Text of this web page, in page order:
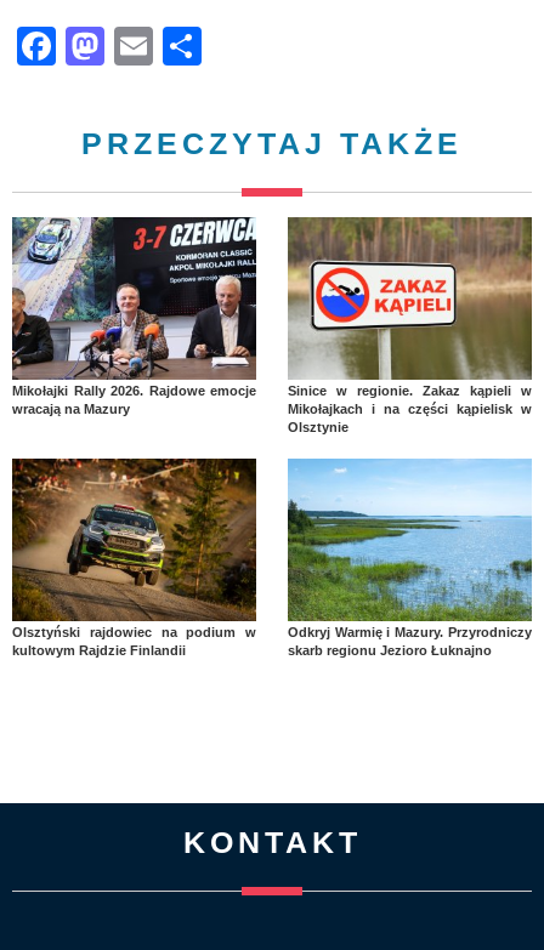
Facebook
Mastodon
Email
PRZECZYTAJ TAKŻE
Mikołajki Rally 2026. Rajdowe emocje
wracają na Mazury
Sinice w regionie. Zakaz kąpieli w
Mikołajkach i na części kąpielisk w
Olsztynie
Olsztyński rajdowiec na podium w
kultowym Rajdzie Finlandii
Odkryj Warmię i Mazury. Przyrodniczy
skarb regionu Jezioro Łuknajno
KONTAKT